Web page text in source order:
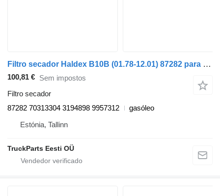
Filtro secador Haldex B10B (01.78-12.01) 87282 para autocarro Volvo B6, B7, B9, B10, B12 bus (1978-2011)
100,81 € Sem impostos
Filtro secador
87282 70313304 3194898 9957312
gasóleo
Estónia, Tallinn
TruckParts Eesti OÜ